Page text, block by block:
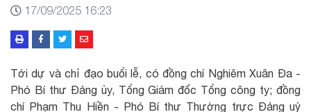
17/09/2025 16:23
Tới dự và chỉ đạo buổi lễ, có đồng chí Nghiêm Xuân Đa -
Phó Bí thư Đảng ủy, Tổng Giám đốc Tổng công ty; đồng
chí Phạm Thu Hiền - Phó Bí thư Thường trực Đảng uỷ